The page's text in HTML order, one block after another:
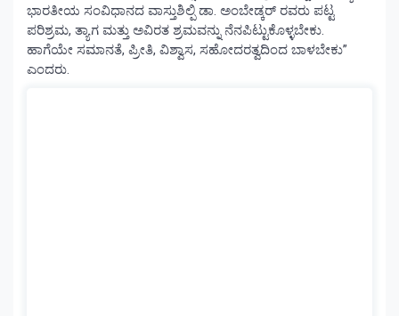
ಭಾರತೀಯ ಸಂವಿಧಾನದ ವಾಸ್ತುಶಿಲ್ಪಿ ಡಾ. ಅಂಬೇಡ್ಕರ್ ರವರು ಪಟ್ಟ
ಪರಿಶ್ರಮ, ತ್ಯಾಗ ಮತ್ತು ಅವಿರತ ಶ್ರಮವನ್ನು ನೆನಪಿಟ್ಟುಕೊಳ್ಳಬೇಕು.
ಹಾಗೆಯೇ ಸಮಾನತೆ, ಪ್ರೀತಿ, ವಿಶ್ವಾಸ, ಸಹೋದರತ್ವದಿಂದ ಬಾಳಬೇಕು”
ಎಂದರು.